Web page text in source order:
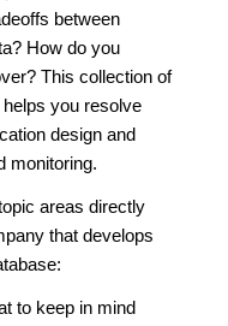
between
How do you
This collection of
you resolve
design and
monitoring.
areas directly
that develops
to keep in mind